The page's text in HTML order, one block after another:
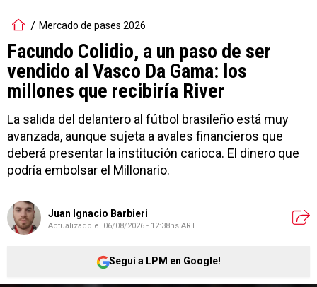
Mercado de pases 2026
Facundo Colidio, a un paso de ser
vendido al Vasco Da Gama: los
millones que recibiría River
La salida del delantero al fútbol brasileño está muy
avanzada, aunque sujeta a avales financieros que
deberá presentar la institución carioca. El dinero que
podría embolsar el Millonario.
Juan Ignacio Barbieri
Actualizado el 06/08/2026 - 12:38hs ART
Seguí a LPM en Google!